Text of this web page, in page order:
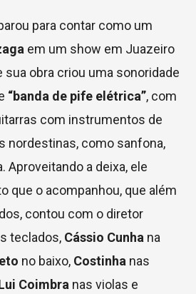
para contar como um
em um show em Juazeiro
sua obra criou uma sonoridade
“banda de pife elétrica”, com
com instrumentos de
nordestinas, como sanfona,
Aproveitando a deixa, ele
que o acompanhou, que além
contou com o diretor
teclados, Cássio Cunha na
no baixo, Costinha nas
Coimbra nas violas e